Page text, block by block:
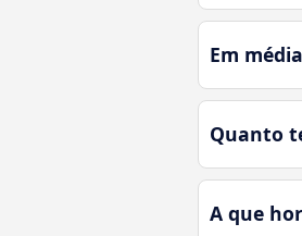
Em
Quanto
A que